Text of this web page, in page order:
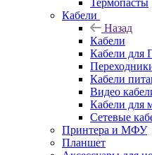
Термопасты
Кабели
Назад
Кабели
Кабели для
Кабели
Видео
Кабели для
Сетевые
Принтера и МФУ
Планшет